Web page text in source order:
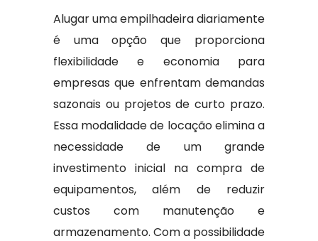
Alugar uma empilhadeira diariamente
é uma opção que proporciona
flexibilidade e economia para
empresas que enfrentam demandas
sazonais ou projetos de curto prazo.
Essa modalidade de locação elimina a
necessidade de um grande
investimento inicial na compra de
equipamentos, além de reduzir
custos com manutenção e
armazenamento. Com a possibilidade